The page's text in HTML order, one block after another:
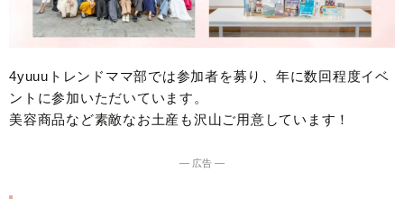
4yuuuトレンドママ部では参加者を募り、年に数回程度イベ
ントに参加いただいています。
美容商品など素敵なお土産も沢山ご用意しています！
― 広告 ―